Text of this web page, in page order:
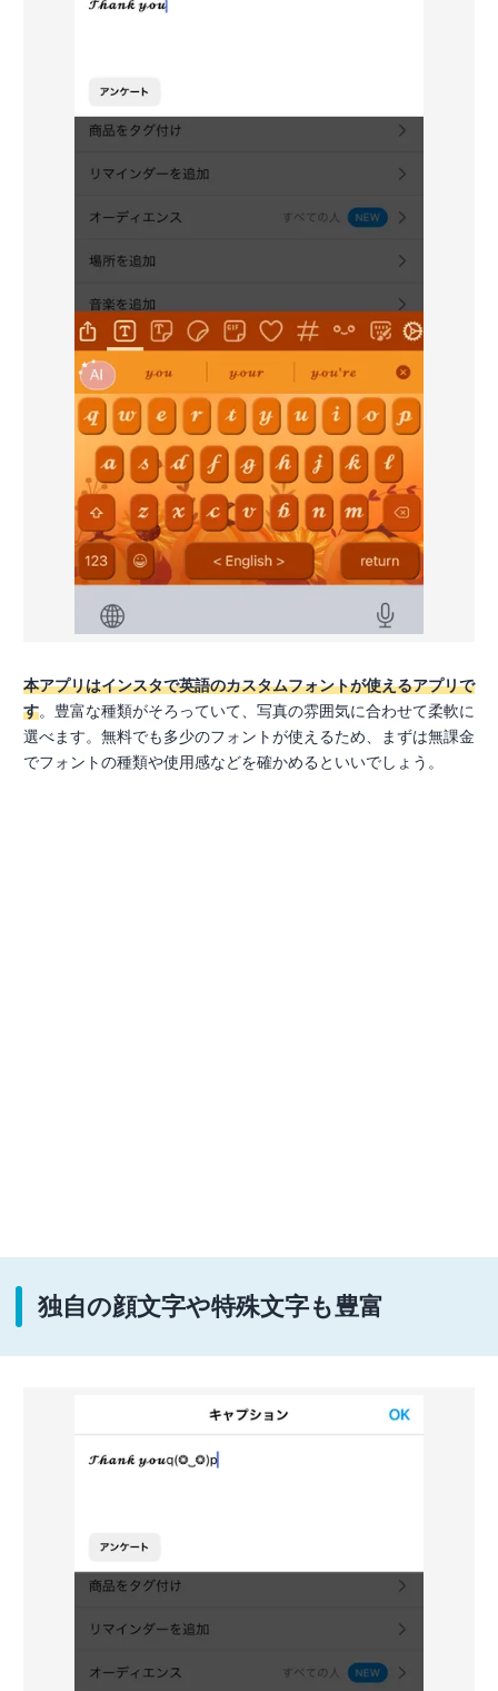
本アプリはインスタで英語のカスタムフォントが使えるアプリで
す。豊富な種類がそろっていて、写真の雰囲気に合わせて柔軟に
選べます。無料でも多少のフォントが使えるため、まずは無課金
でフォントの種類や使用感などを確かめるといいでしょう。
独自の顔文字や特殊文字も豊富